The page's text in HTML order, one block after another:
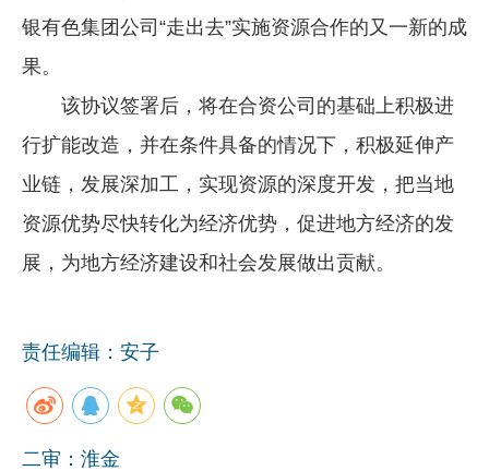
地矿 建设
党建工作
企业文化
《资源再生》杂志
数字报
银有色集团公司“走出去”实施资源合作的又一新的成
果。
该协议签署后，将在合资公司的基础上积极进
行扩能改造，并在条件具备的情况下，积极延伸产
业链，发展深加工，实现资源的深度开发，把当地
资源优势尽快转化为经济优势，促进地方经济的发
展，为地方经济建设和社会发展做出贡献。
责任编辑：安子
二审：淮金